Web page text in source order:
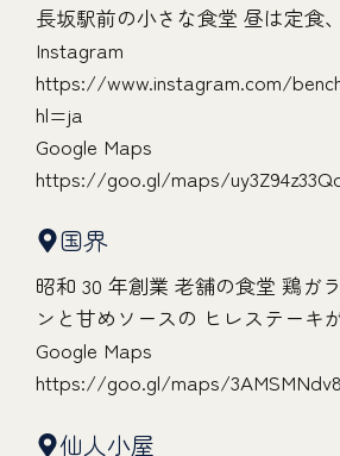
長坂駅前の小さな食堂 昼は定食
Instagram
https://www.instagram.com/
hl=ja
Google Maps
https://goo.gl/maps/
国界
昭和 30 年創業 老舗の食堂 鶏ガ
ンと甘めソースの ヒレステーキ
Google Maps
https://goo.gl/maps/
仙人小屋